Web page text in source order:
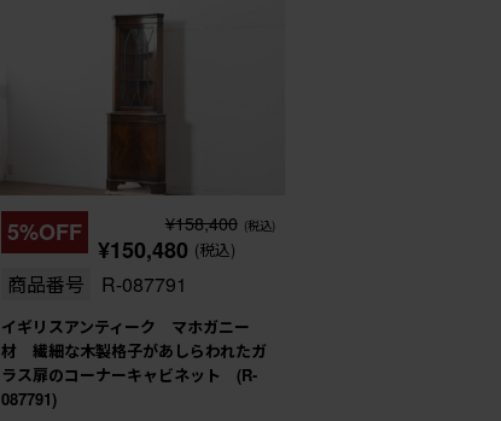
5%OFF ¥158,400 (税込)
¥150,480 (税込)
商品番号 R-087791
イギリスアンティーク マホガニー
材 繊細な木製格子があしらわれたガ
ラス扉のコーナーキャビネット (R-
087791)